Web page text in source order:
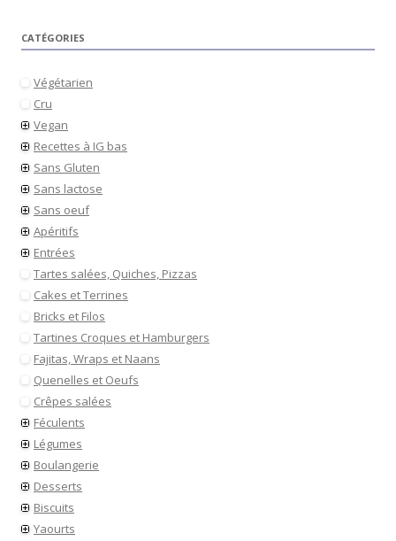
CATÉGORIES
Végétarien
Cru
Vegan
Recettes à IG bas
Sans Gluten
Sans lactose
Sans oeuf
Apéritifs
Entrées
Tartes salées, Quiches, Pizzas
Cakes et Terrines
Bricks et Filos
Tartines Croques et Hamburgers
Fajitas, Wraps et Naans
Quenelles et Oeufs
Crêpes salées
Féculents
Légumes
Boulangerie
Desserts
Biscuits
Yaourts